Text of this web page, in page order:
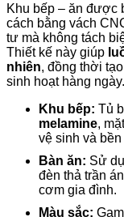
Khu bếp – ăn được
cách bằng vách
tư mà không tách
Thiết kế này giúp
nhiên, đồng thời tạo
sinh hoạt hàng ngày.
Khu bếp: Tủ
melamine,
vệ sinh và
Bàn ăn: Sử
đèn thả trần
cơm gia đình.
Màu sắc: